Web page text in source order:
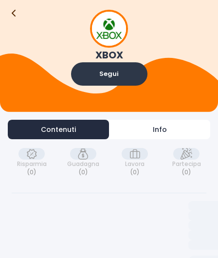
XBOX
Segui
Contenuti Info
Risparmia
(0)
Guadagna
(0)
Lavora
(0)
Partecipa
(0)